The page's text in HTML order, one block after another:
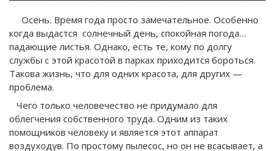
Осень. Время года просто замечательное. Особенно
когда выдастся солнечный день, спокойная погода…
падающие листья. Однако, есть те, кому по долгу
службы с этой красотой в парках приходится бороться.
Такова жизнь, что для одних красота, для других —
проблема.
Чего только человечество не придумало для
облегчения собственного труда. Одним из таких
помощников человеку и является этот аппарат
воздуходув. По простому пылесос, но он не всасывает, а